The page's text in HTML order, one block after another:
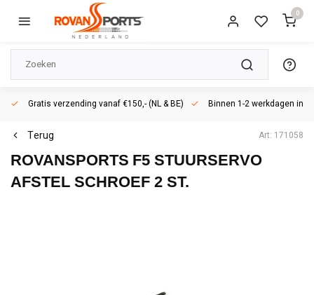
0
Gratis verzending vanaf €150,- (NL & BE) Binnen 1-2 werkdagen in
Terug Art: 171058
ROVANSPORTS F5 STUURSERVO
AFSTEL SCHROEF 2 ST.